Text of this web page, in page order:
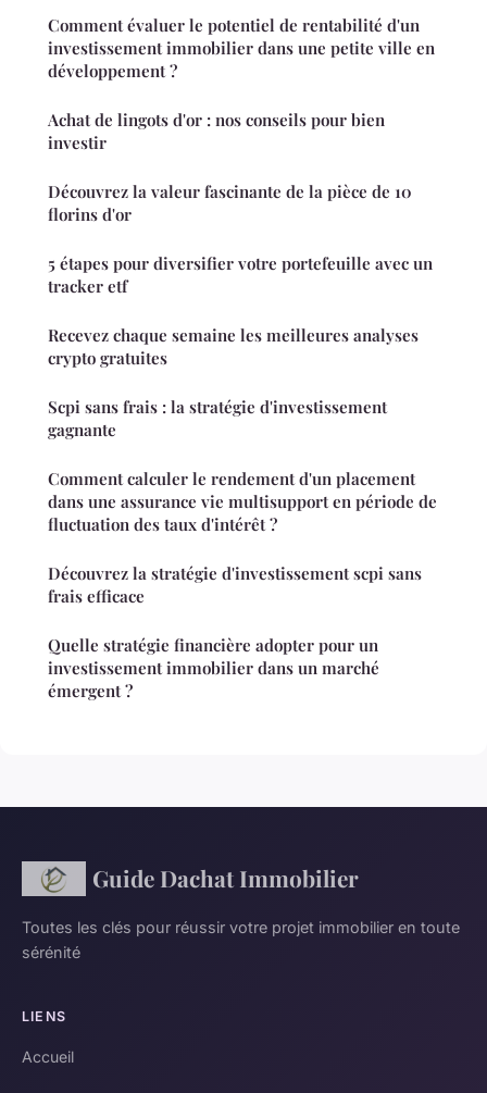
Comment évaluer le potentiel de rentabilité d'un
investissement immobilier dans une petite ville en
développement ?
Achat de lingots d'or : nos conseils pour bien
investir
Découvrez la valeur fascinante de la pièce de 10
florins d'or
5 étapes pour diversifier votre portefeuille avec un
tracker etf
Recevez chaque semaine les meilleures analyses
crypto gratuites
Scpi sans frais : la stratégie d'investissement
gagnante
Comment calculer le rendement d'un placement
dans une assurance vie multisupport en période de
fluctuation des taux d'intérêt ?
Découvrez la stratégie d'investissement scpi sans
frais efficace
Quelle stratégie financière adopter pour un
investissement immobilier dans un marché
émergent ?
Guide Dachat Immobilier
Toutes les clés pour réussir votre projet immobilier en toute
sérénité
LIENS
Accueil